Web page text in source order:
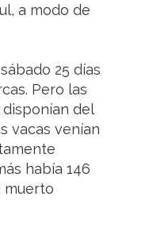
a modo de
25 días
Pero las
del
vacas venían
había 146
muerto